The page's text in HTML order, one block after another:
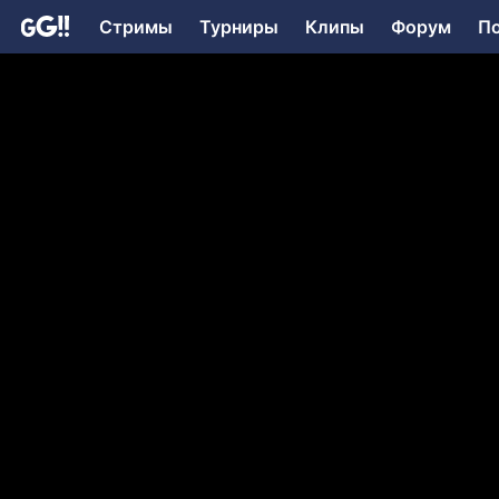
Стримы Турниры Клипы Форум